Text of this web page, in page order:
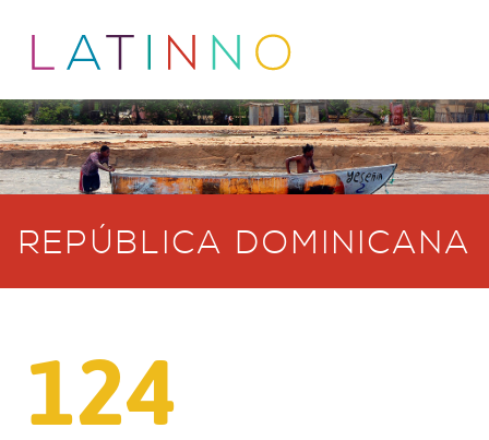
REPÚBLICA DOMINICANA
124